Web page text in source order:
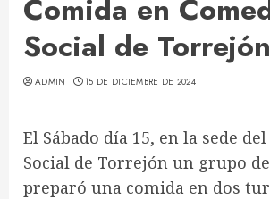
Comida en
Social de Torrejón
ADMIN 15 DE DICIEMBRE DE 2024
El Sábado día 15, en la sede
Social de Torrejón un grupo
preparó una comida en dos